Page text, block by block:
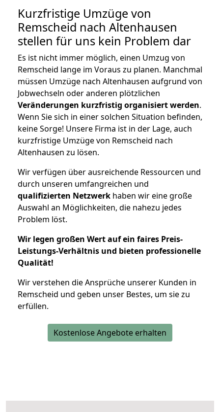
Kurzfristige Umzüge von
Remscheid nach Altenhausen
stellen für uns kein Problem dar
Es ist nicht immer möglich, einen Umzug von
Remscheid lange im Voraus zu planen. Manchmal
müssen Umzüge nach Altenhausen aufgrund von
Jobwechseln oder anderen plötzlichen
Veränderungen kurzfristig organisiert werden.
Wenn Sie sich in einer solchen Situation befinden,
keine Sorge! Unsere Firma ist in der Lage, auch
kurzfristige Umzüge von Remscheid nach
Altenhausen zu lösen.
Wir verfügen über ausreichende Ressourcen und
durch unseren umfangreichen und
qualifizierten Netzwerk haben wir eine große
Auswahl an Möglichkeiten, die nahezu jedes
Problem löst.
Wir legen großen Wert auf ein faires Preis-
Leistungs-Verhältnis und bieten professionelle
Qualität!
Wir verstehen die Ansprüche unserer Kunden in
Remscheid und geben unser Bestes, um sie zu
erfüllen.
Kostenlose Angebote erhalten